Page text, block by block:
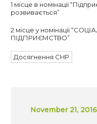
1 місце в номінації
розвивається”
2 місце у номінації
ПІДПРИЄМСТВО”
Досягнення CHP
November 21, 2016